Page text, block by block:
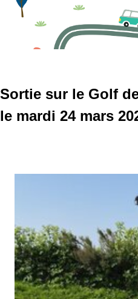
Sortie sur le Golf
le mardi 24 mars